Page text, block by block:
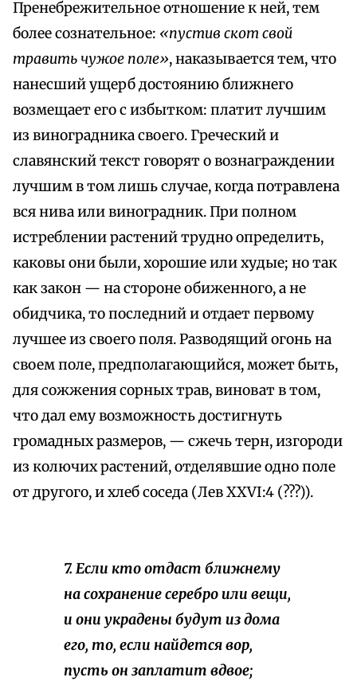
Пренебрежительное отношение к ней, тем
более сознательное: «пустив скот свой
травить чужое поле», наказывается тем, что
нанесший ущерб достоянию ближнего
возмещает его с избытком: платит лучшим
из виноградника своего. Греческий и
славянский текст говорят о вознаграждении
лучшим в том лишь случае, когда потравлена
вся нива или виноградник. При полном
истреблении растений трудно определить,
каковы они были, хорошие или худые; но так
как закон — на стороне обиженного, а не
обидчика, то последний и отдает первому
лучшее из своего поля. Разводящий огонь на
своем поле, предполагающийся, может быть,
для сожжения сорных трав, виноват в том,
что дал ему возможность достигнуть
громадных размеров, — сжечь терн, изгороди
из колючих растений, отделявшие одно поле
от другого, и хлеб соседа (Лев XXVI:4 (???)).
7. Если кто отдаст ближнему
на сохранение серебро или вещи,
и они украдены будут из дома
его, то, если найдется вор,
пусть он заплатит вдвое;